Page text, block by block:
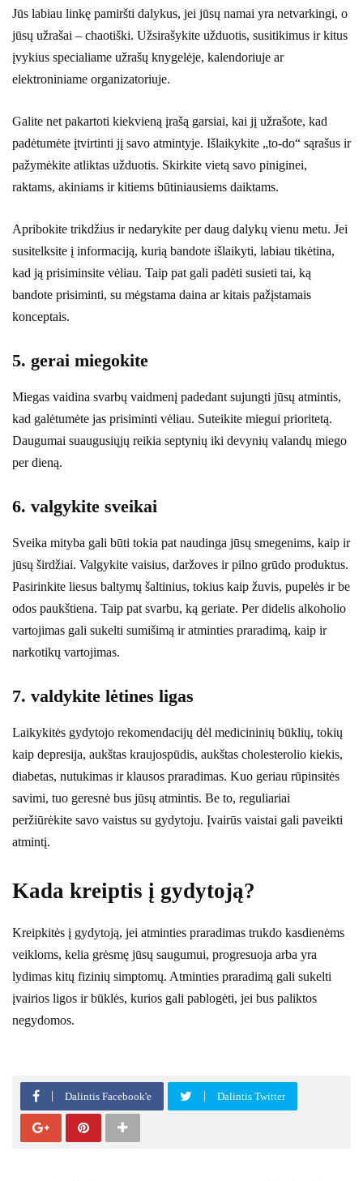
Jūs labiau linkę pamiršti dalykus, jei jūsų namai yra netvarkingi, o
jūsų užrašai – chaotiški. Užsirašykite užduotis, susitikimus ir kitus
įvykius specialiame užrašų knygelėje, kalendoriuje ar
elektroniniame organizatoriuje.
Galite net pakartoti kiekvieną įrašą garsiai, kai jį užrašote, kad
padėtumėte įtvirtinti jį savo atmintyje. Išlaikykite „to-do“ sąrašus ir
pažymėkite atliktas užduotis. Skirkite vietą savo piniginei,
raktams, akiniams ir kitiems būtiniausiems daiktams.
Apribokite trikdžius ir nedarykite per daug dalykų vienu metu. Jei
susitelksite į informaciją, kurią bandote išlaikyti, labiau tikėtina,
kad ją prisiminsite vėliau. Taip pat gali padėti susieti tai, ką
bandote prisiminti, su mėgstama daina ar kitais pažįstamais
konceptais.
5. gerai miegokite
Miegas vaidina svarbų vaidmenį padedant sujungti jūsų atmintis,
kad galėtumėte jas prisiminti vėliau. Suteikite miegui prioritetą.
Daugumai suaugusiųjų reikia septynių iki devynių valandų miego
per dieną.
6. valgykite sveikai
Sveika mityba gali būti tokia pat naudinga jūsų smegenims, kaip ir
jūsų širdžiai. Valgykite vaisius, daržoves ir pilno grūdo produktus.
Pasirinkite liesus baltymų šaltinius, tokius kaip žuvis, pupelės ir be
odos paukštiena. Taip pat svarbu, ką geriate. Per didelis alkoholio
vartojimas gali sukelti sumišimą ir atminties praradimą, kaip ir
narkotikų vartojimas.
7. valdykite lėtines ligas
Laikykitės gydytojo rekomendacijų dėl medicininių būklių, tokių
kaip depresija, aukštas kraujospūdis, aukštas cholesterolio kiekis,
diabetas, nutukimas ir klausos praradimas. Kuo geriau rūpinsitės
savimi, tuo geresnė bus jūsų atmintis. Be to, reguliariai
peržiūrėkite savo vaistus su gydytoju. Įvairūs vaistai gali paveikti
atmintį.
Kada kreiptis į gydytoją?
Kreipkitės į gydytoją, jei atminties praradimas trukdo kasdienėms
veikloms, kelia grėsmę jūsų saugumui, progresuoja arba yra
lydimas kitų fizinių simptomų. Atminties praradimą gali sukelti
įvairios ligos ir būklės, kurios gali pablogėti, jei bus paliktos
negydomos.
Dalintis Facebook'e Dalintis Twitter